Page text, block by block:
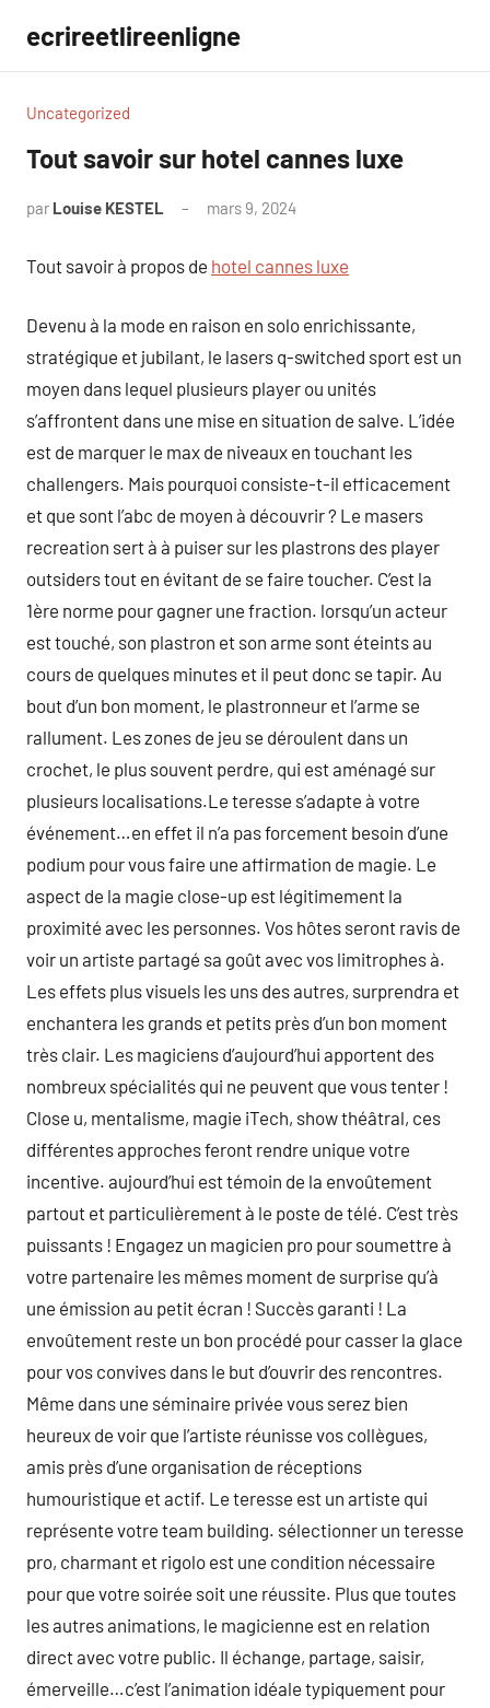
contenu
ecrireetlireenligne
Uncategorized
Tout savoir sur hotel cannes luxe
par Louise KESTEL mars 9, 2024
Tout savoir à propos de hotel cannes luxe
Devenu à la mode en raison en solo enrichissante,
stratégique et jubilant, le lasers q-switched sport est un
moyen dans lequel plusieurs player ou unités
s’affrontent dans une mise en situation de salve. L’idée
est de marquer le max de niveaux en touchant les
challengers. Mais pourquoi consiste-t-il efficacement
et que sont l’abc de moyen à découvrir ? Le masers
recreation sert à à puiser sur les plastrons des player
outsiders tout en évitant de se faire toucher. C’est la
1ère norme pour gagner une fraction. lorsqu’un acteur
est touché, son plastron et son arme sont éteints au
cours de quelques minutes et il peut donc se tapir. Au
bout d’un bon moment, le plastronneur et l’arme se
rallument. Les zones de jeu se déroulent dans un
crochet, le plus souvent perdre, qui est aménagé sur
plusieurs localisations.Le teresse s’adapte à votre
événement…en effet il n’a pas forcement besoin d’une
podium pour vous faire une affirmation de magie. Le
aspect de la magie close-up est légitimement la
proximité avec les personnes. Vos hôtes seront ravis de
voir un artiste partagé sa goût avec vos limitrophes à.
Les effets plus visuels les uns des autres, surprendra et
enchantera les grands et petits près d’un bon moment
très clair. Les magiciens d’aujourd’hui apportent des
nombreux spécialités qui ne peuvent que vous tenter !
Close u, mentalisme, magie iTech, show théâtral, ces
différentes approches feront rendre unique votre
incentive. aujourd’hui est témoin de la envoûtement
partout et particulièrement à le poste de télé. C’est très
puissants ! Engagez un magicien pro pour soumettre à
votre partenaire les mêmes moment de surprise qu’à
une émission au petit écran ! Succès garanti ! La
envoûtement reste un bon procédé pour casser la glace
pour vos convives dans le but d’ouvrir des rencontres.
Même dans une séminaire privée vous serez bien
heureux de voir que l’artiste réunisse vos collègues,
amis près d’une organisation de réceptions
humouristique et actif. Le teresse est un artiste qui
représente votre team building. sélectionner un teresse
pro, charmant et rigolo est une condition nécessaire
pour que votre soirée soit une réussite. Plus que toutes
les autres animations, le magicienne est en relation
direct avec votre public. Il échange, partage, saisir,
émerveille…c’est l’animation idéale typiquement pour